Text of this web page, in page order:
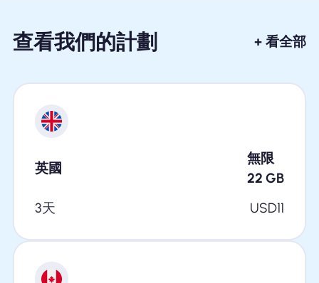
查看我們的計劃 + 看全部
英國
無限
22 GB
3天
USD11